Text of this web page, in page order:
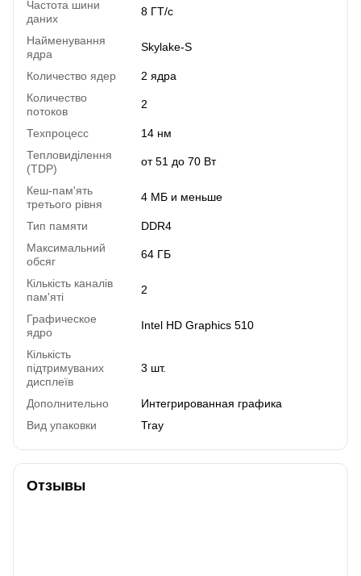
Частота шини
даних
8 ГТ/с
Найменування
ядра
Skylake-S
Количество ядер
2 ядра
Количество
потоков
2
Техпроцесс
14 нм
Тепловиділення
(TDP)
от 51 до 70 Вт
Кеш-пам'ять
третього рівня
4 МБ и меньше
Тип памяти
DDR4
Максимальний
обсяг
64 ГБ
Кількість каналів
пам'яті
2
Графическое
ядро
Intel HD Graphics 510
Кількість
підтримуваних
дисплеїв
3 шт.
Дополнительно
Интегрированная графика
Вид упаковки
Tray
Отзывы